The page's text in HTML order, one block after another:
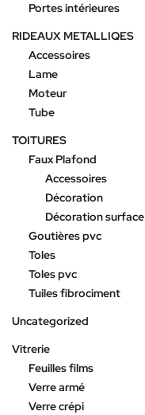
Portes intérieures
RIDEAUX METALLIQES
Accessoires
Lame
Moteur
Tube
TOITURES
Faux Plafond
Accessoires
Décoration
Décoration surface
Goutières pvc
Toles
Toles pvc
Tuiles fibrociment
Uncategorized
Vitrerie
Feuilles films
Verre armé
Verre crépi